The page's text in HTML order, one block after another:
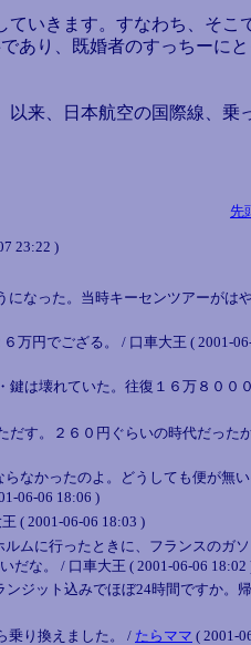
いきます。すなわち、そこ
あり、既婚者のすっちーにと
来、日本航空の国際線、乗
先
23:22 )
なった。当時キーセンツアーがは
万円でござる。 / 口車大王 ( 2001-
は壊れていた。往復１６万８０００
だす。２６０円ぐらいの時代だった
なかったのよ。どうしても便が無い
06-06 18:06 )
( 2001-06-06 18:03 )
ムに行ったときに、フランスのガ
な。 / 口車大王 ( 2001-06-06 18:02
ジット込みでほぼ24時間ですか。
乗り換えました。 / たらママ ( 2001-